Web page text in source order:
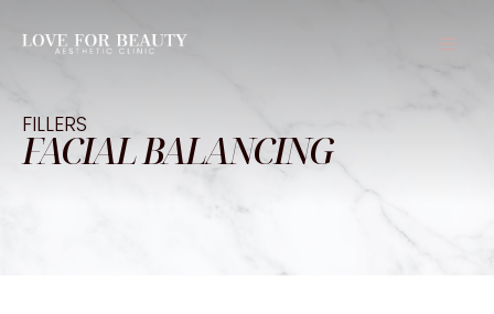
naar
FILLERS
FACIAL BALANCING